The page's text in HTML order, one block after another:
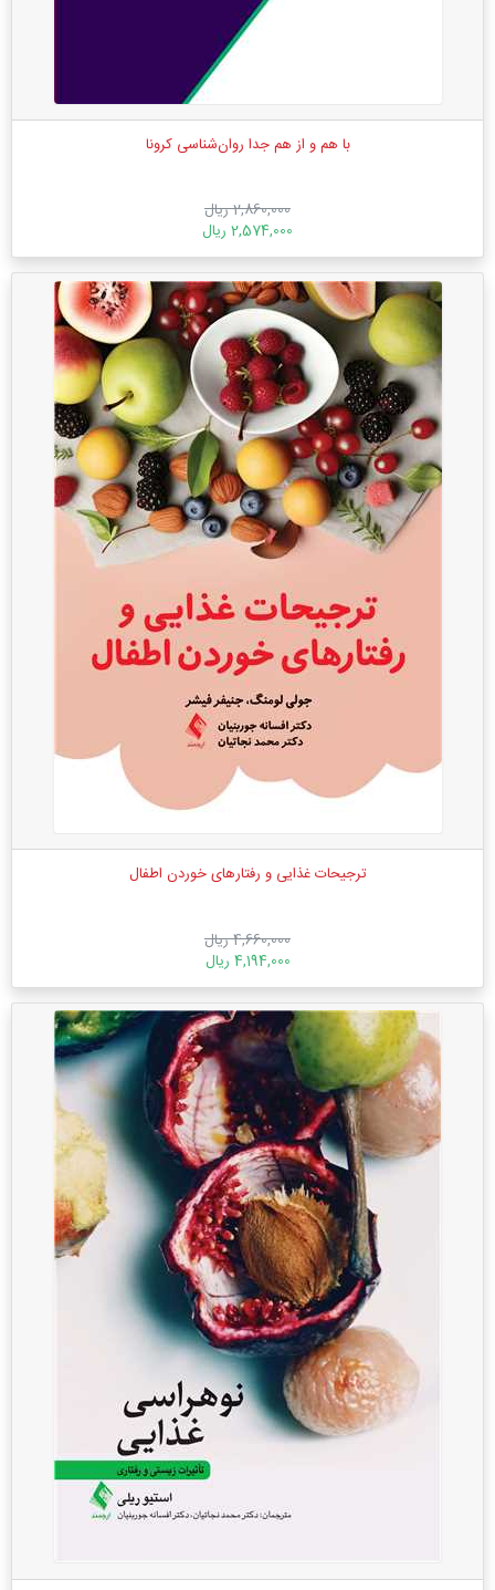
با هم و از هم جدا روان‌شناسی کرونا
2,860,000 ریال
2,574,000 ریال
ترجیحات غذایی و رفتارهای خوردن اطفال
4,660,000 ریال
4,194,000 ریال